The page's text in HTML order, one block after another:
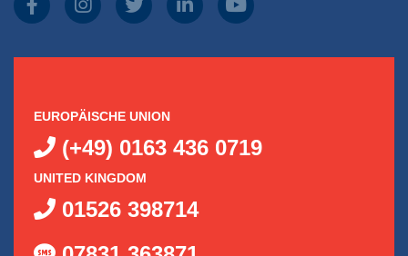
EUROPÄISCHE UNION
(+49) 0163 436 0719
UNITED KINGDOM
01526 398714